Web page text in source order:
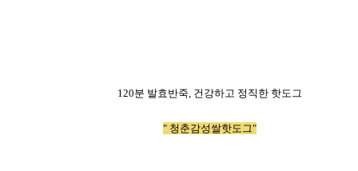
120분 발효반죽, 건강하고 정직한 핫도그
" 청춘감성쌀핫도그"